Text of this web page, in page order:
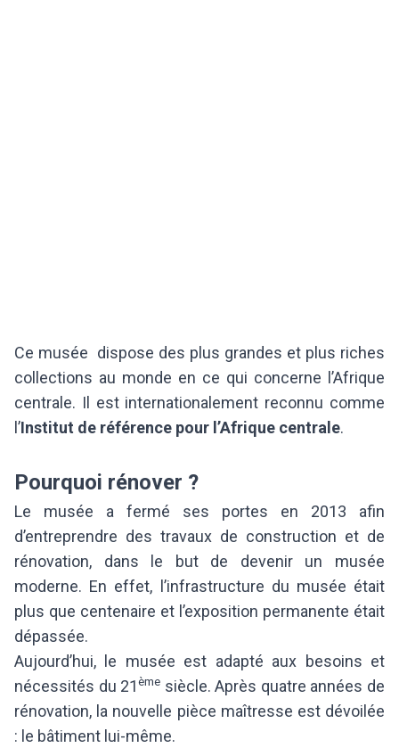
Ce musée dispose des plus grandes et plus riches
collections au monde en ce qui concerne l’Afrique
centrale. Il est internationalement reconnu comme
l’Institut de référence pour l’Afrique centrale.
Pourquoi rénover ?
Le musée a fermé ses portes en 2013 afin
d’entreprendre des travaux de construction et de
rénovation, dans le but de devenir un musée
moderne. En effet, l’infrastructure du musée était
plus que centenaire et l’exposition permanente était
dépassée.
Aujourd’hui, le musée est adapté aux besoins et
nécessités du 21ème siècle. Après quatre années de
rénovation, la nouvelle pièce maîtresse est dévoilée
: le bâtiment lui-même.